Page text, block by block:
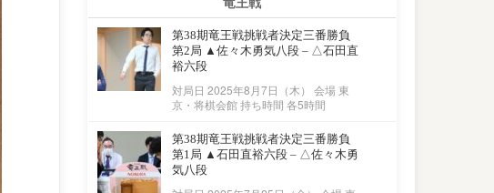
第38期竜王戦挑戦者決定三番勝負
第2局 ▲佐々木勇気八段 – △石田直
裕六段
対局日 2025年8月7日（木） 会場 東
京・将棋会館 持ち時間 各5時間
第38期竜王戦挑戦者決定三番勝負
第1局 ▲石田直裕六段 – △佐々木勇
気八段